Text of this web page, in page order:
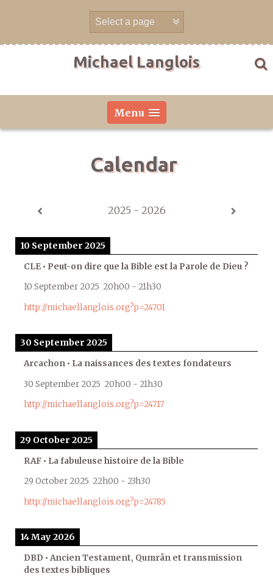
Michael Langlois
Menu
Calendar
2025 - 2026
10 September 2025
CLE • Peut-on dire que la Bible est la Parole de Dieu ?
10 September 2025 20h00 - 21h30
http://michaellanglois.org?p=24701
30 September 2025
Arcachon • La naissances des textes fondateurs
30 September 2025 20h00 - 21h30
http://michaellanglois.org?p=24717
29 October 2025
RAF • La fabuleuse histoire de la Bible
29 October 2025 22h00 - 23h30
http://michaellanglois.org?p=24785
14 May 2026
DBD • Ancien Testament, Qumrân et transmission
des textes bibliques